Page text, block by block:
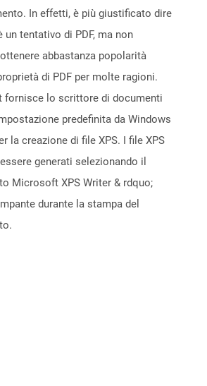
In effetti, è più giustificato dire
un tentativo di PDF, ma non
abbastanza popolarità
di PDF per molte ragioni.
fornisce lo scrittore di documenti
predefinita da Windows
la creazione di file XPS. I file XPS
generati selezionando il
Microsoft XPS Writer & rdquo;
durante la stampa del